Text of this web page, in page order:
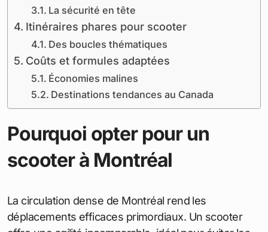
La sécurité en tête
Itinéraires phares pour scooter
Des boucles thématiques
Coûts et formules adaptées
Économies malines
Destinations tendances au Canada
Pourquoi opter pour un
scooter à Montréal
La circulation dense de Montréal rend les
déplacements efficaces primordiaux. Un scooter